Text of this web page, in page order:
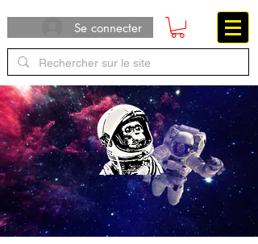
Se connecter